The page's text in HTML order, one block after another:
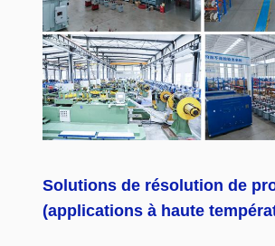
Solutions de résolution de
(applications à haute